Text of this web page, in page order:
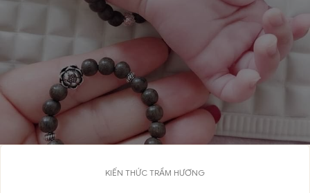
KIẾN THỨC TRẦM HƯƠNG